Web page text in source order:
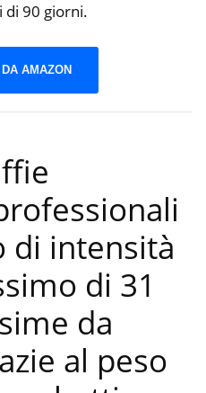
90 giorni.
AMAZON
di intensità
di 31
da
al peso